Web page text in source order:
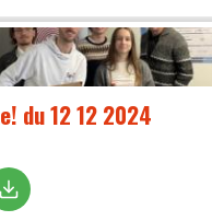
du 12 12 2024